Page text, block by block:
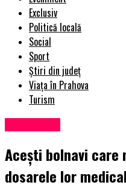
Exclusiv
Politică locală
Social
Sport
Știri din județ
Viața în Prahova
Turism
Aceşti bolnavi care
dosarele lor